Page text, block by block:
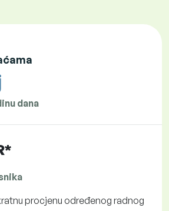
dana
procjenu određenog radnog